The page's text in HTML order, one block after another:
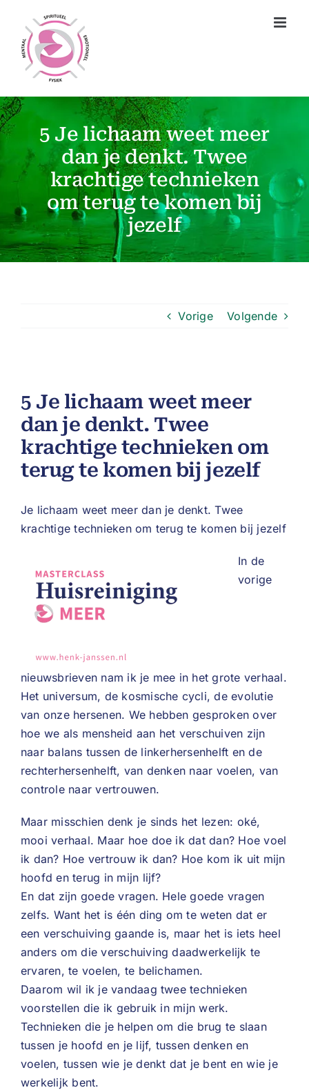
inhoud
5 Je lichaam weet meer
dan je denkt. Twee
krachtige technieken
om terug te komen bij
jezelf
Vorige Volgende
5 Je lichaam weet meer
dan je denkt. Twee
krachtige technieken om
terug te komen bij jezelf
Je lichaam weet meer dan je denkt. Twee
krachtige technieken om terug te komen bij jezelf
In de
vorige
nieuwsbrieven nam ik je mee in het grote verhaal.
Het universum, de kosmische cycli, de evolutie
van onze hersenen. We hebben gesproken over
hoe we als mensheid aan het verschuiven zijn
naar balans tussen de linkerhersenhelft en de
rechterhersenhelft, van denken naar voelen, van
controle naar vertrouwen.
Maar misschien denk je sinds het lezen: oké,
mooi verhaal. Maar hoe doe ik dat dan? Hoe voel
ik dan? Hoe vertrouw ik dan? Hoe kom ik uit mijn
hoofd en terug in mijn lijf?
En dat zijn goede vragen. Hele goede vragen
zelfs. Want het is één ding om te weten dat er
een verschuiving gaande is, maar het is iets heel
anders om die verschuiving daadwerkelijk te
ervaren, te voelen, te belichamen.
Daarom wil ik je vandaag twee technieken
voorstellen die ik gebruik in mijn werk.
Technieken die je helpen om die brug te slaan
tussen je hoofd en je lijf, tussen denken en
voelen, tussen wie je denkt dat je bent en wie je
werkelijk bent.